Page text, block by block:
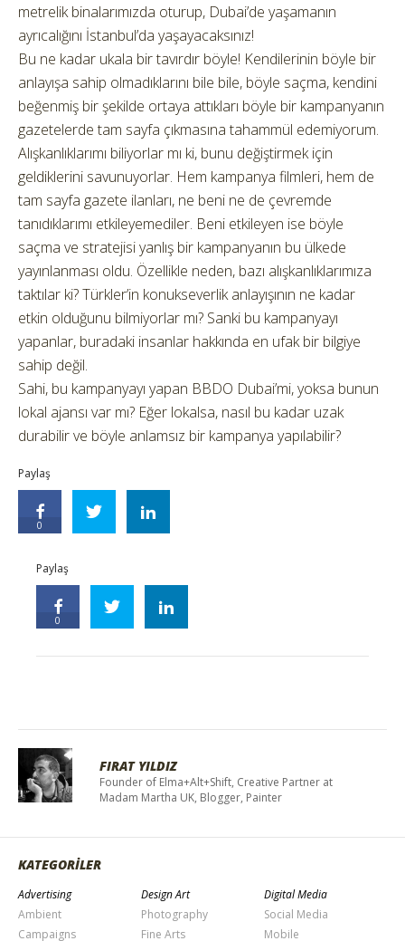
metrelik binalarımızda oturup, Dubai’de yaşamanın
ayrıcalığını İstanbul’da yaşayacaksınız!
Bu ne kadar ukala bir tavırdır böyle! Kendilerinin böyle bir
anlayışa sahip olmadıklarını bile bile, böyle saçma, kendini
beğenmiş bir şekilde ortaya attıkları böyle bir kampanyanın
gazetelerde tam sayfa çıkmasına tahammül edemiyorum.
Alışkanlıklarımı biliyorlar mı ki, bunu değiştirmek için
geldiklerini savunuyorlar. Hem kampanya filmleri, hem de
tam sayfa gazete ilanları, ne beni ne de çevremde
tanıdıklarımı etkileyemediler. Beni etkileyen ise böyle
saçma ve stratejisi yanlış bir kampanyanın bu ülkede
yayınlanması oldu. Özellikle neden, bazı alışkanlıklarımıza
taktılar ki? Türkler’in konukseverlik anlayışının ne kadar
etkin olduğunu bilmiyorlar mı? Sanki bu kampanyayı
yapanlar, buradaki insanlar hakkında en ufak bir bilgiye
sahip değil.
Sahi, bu kampanyayı yapan BBDO Dubai’mi, yoksa bunun
lokal ajansı var mı? Eğer lokalsa, nasıl bu kadar uzak
durabilir ve böyle anlamsız bir kampanya yapılabilir?
Paylaş
0
Paylaş
0
FIRAT YILDIZ
Founder of Elma+Alt+Shift, Creative Partner at
Madam Martha UK, Blogger, Painter
KATEGORİLER
Advertising
Ambient
Campaigns
Design Art
Photography
Fine Arts
Digital Media
Social Media
Mobile